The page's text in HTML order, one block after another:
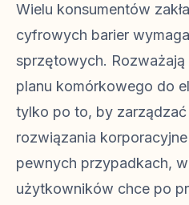
Wielu konsumentów
cyfrowych barier
sprzętowych. Rozważają
planu komórkowego do
tylko po to, by
rozwiązania
pewnych przypadkach,
użytkowników chce po